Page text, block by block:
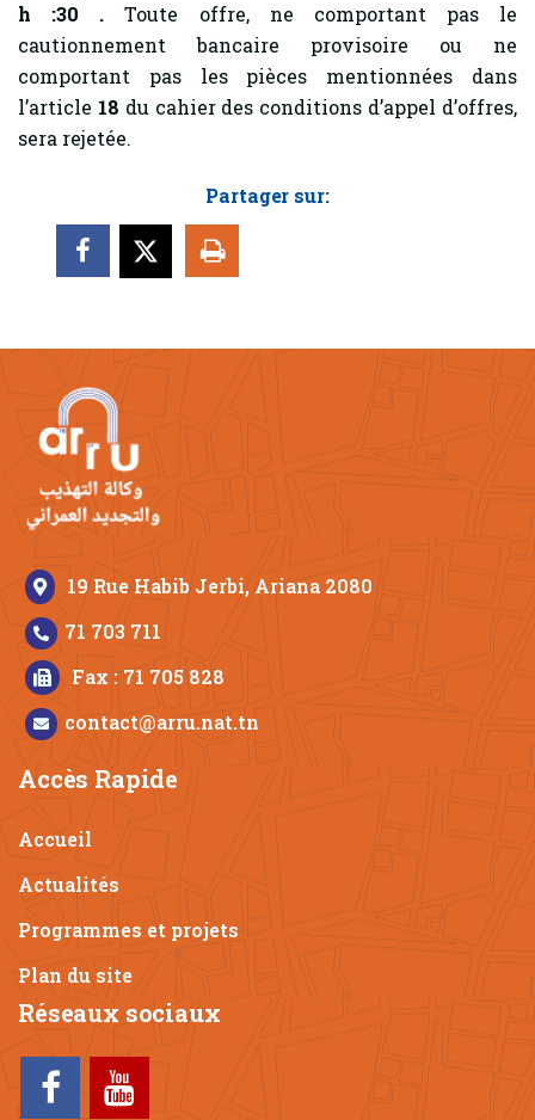
h :30
.Toute offre, ne comportant pas le
cautionnement bancaire provisoire ou ne
comportant pas les pièces mentionnées dans
l’article 18 du cahier des conditions d’appel d’offres,
sera rejetée.
Partager sur:
19 Rue Habib Jerbi, Ariana 2080
71 703 711
Fax : 71 705 828
contact@arru.nat.tn
Accès Rapide
Accueil
Actualités
Programmes et projets
Plan du site
Réseaux sociaux